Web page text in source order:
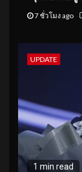
7 ชั่วโมง ago
UPDATE
1 min read